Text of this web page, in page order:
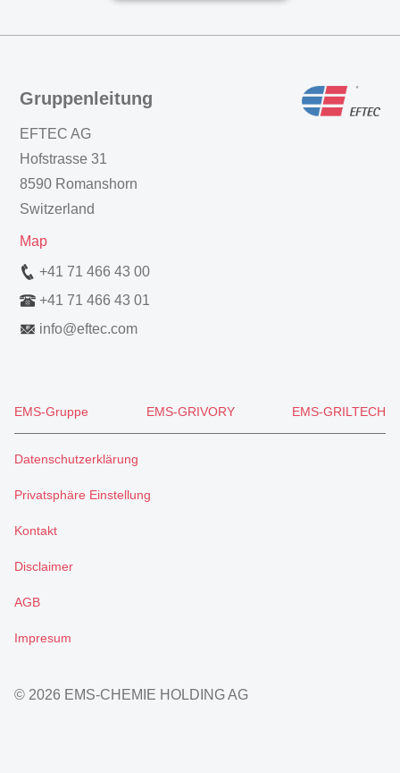
Gruppenleitung
EFTEC AG
Hofstrasse 31
8590 Romanshorn
Switzerland
Map
+41 71 466 43 00
+41 71 466 43 01
info@eftec.com
EMS-Gruppe EMS-GRIVORY EMS-GRILTECH
Datenschutzerklärung
Privatsphäre Einstellung
Kontakt
Disclaimer
AGB
Impresum
© 2026 EMS-CHEMIE HOLDING AG